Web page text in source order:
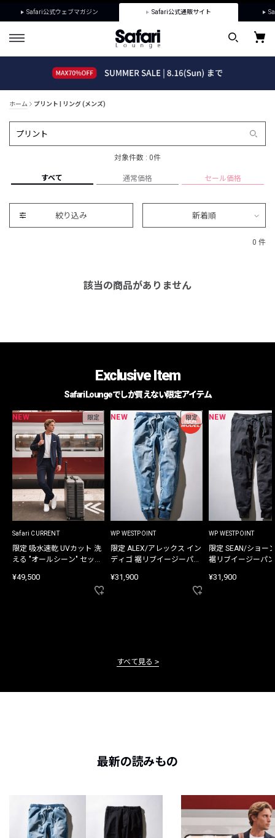
Safari公式ウェブマガジン Safari公式通販サイト
ホーム プリント | リング (メンズ)
対象件数 : 0件
すべて 通常価格 セール価格
絞り込み 新着順
0 件
該当の商品がありません
Exclusive Item
Safari Loungeでしか買えない限定アイテム
NEW 限定
Safari CURRENT
限定 吸水速乾 UVカット 洗
える "オールシーン" セット
¥49,500
NEW 限定
WP WESTPOINT
限定 ALEX/アレックス イン
ディゴ 裾リブイージーパン
¥31,900
NEW
WP WESTPOINT
限定 SEAN/ショー
裾リブイージーパ
¥31,900
すべて見る
最新の読みもの